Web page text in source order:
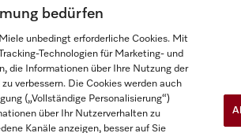
Architekten & Bauträger
Gesetzen über
bedürfen
unbedingt erforderliche Cookies. Mit
Technologien für Marketing- und
die Informationen über Ihre Nutzung der
verbessern. Die Cookies werden auch
(„Vollständige Personalisierung“)
über Ihr Nutzerverhalten zu
Kanäle anzeigen, besser auf Sie